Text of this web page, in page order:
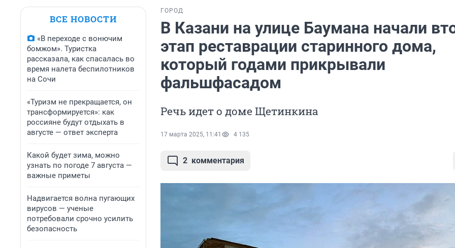
ВСЕ НОВОСТИ
«В переходе с вонючим
бомжом». Туристка
рассказала, как спасалась во
время налета беспилотников
на Сочи
«Туризм не прекращается, он
трансформируется»: как
россияне будут отдыхать в
августе — ответ эксперта
Какой будет зима, можно
узнать по погоде 7 августа —
важные приметы
Надвигается волна пугающих
вирусов — ученые
потребовали срочно усилить
безопасность
ГОРОД
В Казани на улице Баумана начали
этап реставрации старинного дома,
который годами прикрывали
фальшфасадом
Речь идет о доме Щетинкина
17 марта 2025, 11:41 4 135
2 комментария